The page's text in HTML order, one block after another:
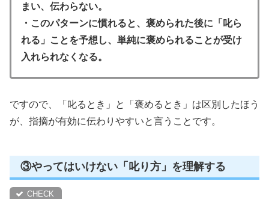
まい、伝わらない。
・このパターンに慣れると、褒められた後に「叱ら
れる」ことを予想し、 単純に褒められることが受け
入れられなくなる。
ですので、「叱るとき」と「褒めるとき」は区別したほう
が、指摘が有効に伝わりやすいと言うことです。
③やってはいけない「叱り方」を理解する